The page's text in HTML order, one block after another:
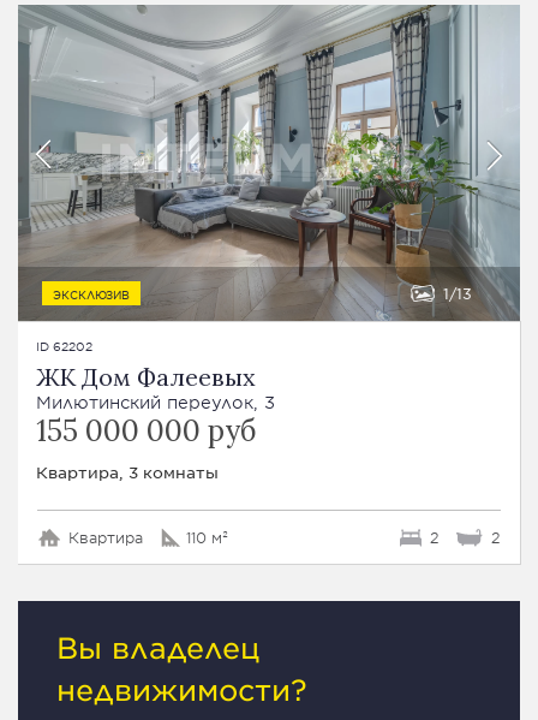
ЭКСКЛЮЗИВ 1 13
ID 62202
ЖК Дом Фалеевых
Милютинский переулок, 3
155 000 000 руб
Квартира, 3 комнаты
Квартира 110 м² 2 2
Вы владелец
недвижимости?